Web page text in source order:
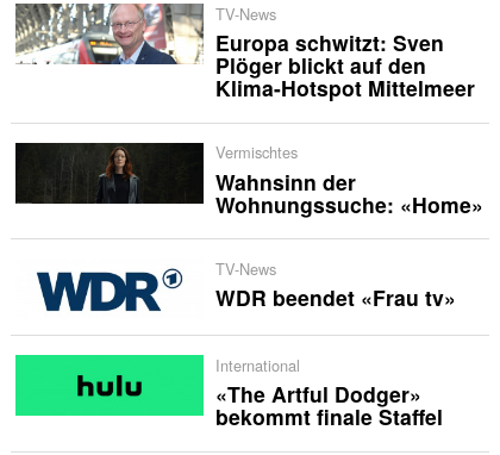
TV-News
Europa schwitzt: Sven
Plöger blickt auf den
Klima-Hotspot Mittelmeer
Vermischtes
Wahnsinn der
Wohnungssuche: «Home»
TV-News
WDR beendet «Frau tv»
International
«The Artful Dodger»
bekommt finale Staffel